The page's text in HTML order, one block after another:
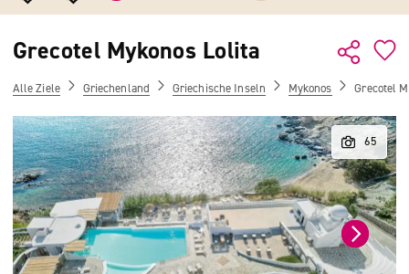
Grecotel Mykonos Lolita
Alle Ziele Griechenland Griechische Inseln Mykonos Grecotel